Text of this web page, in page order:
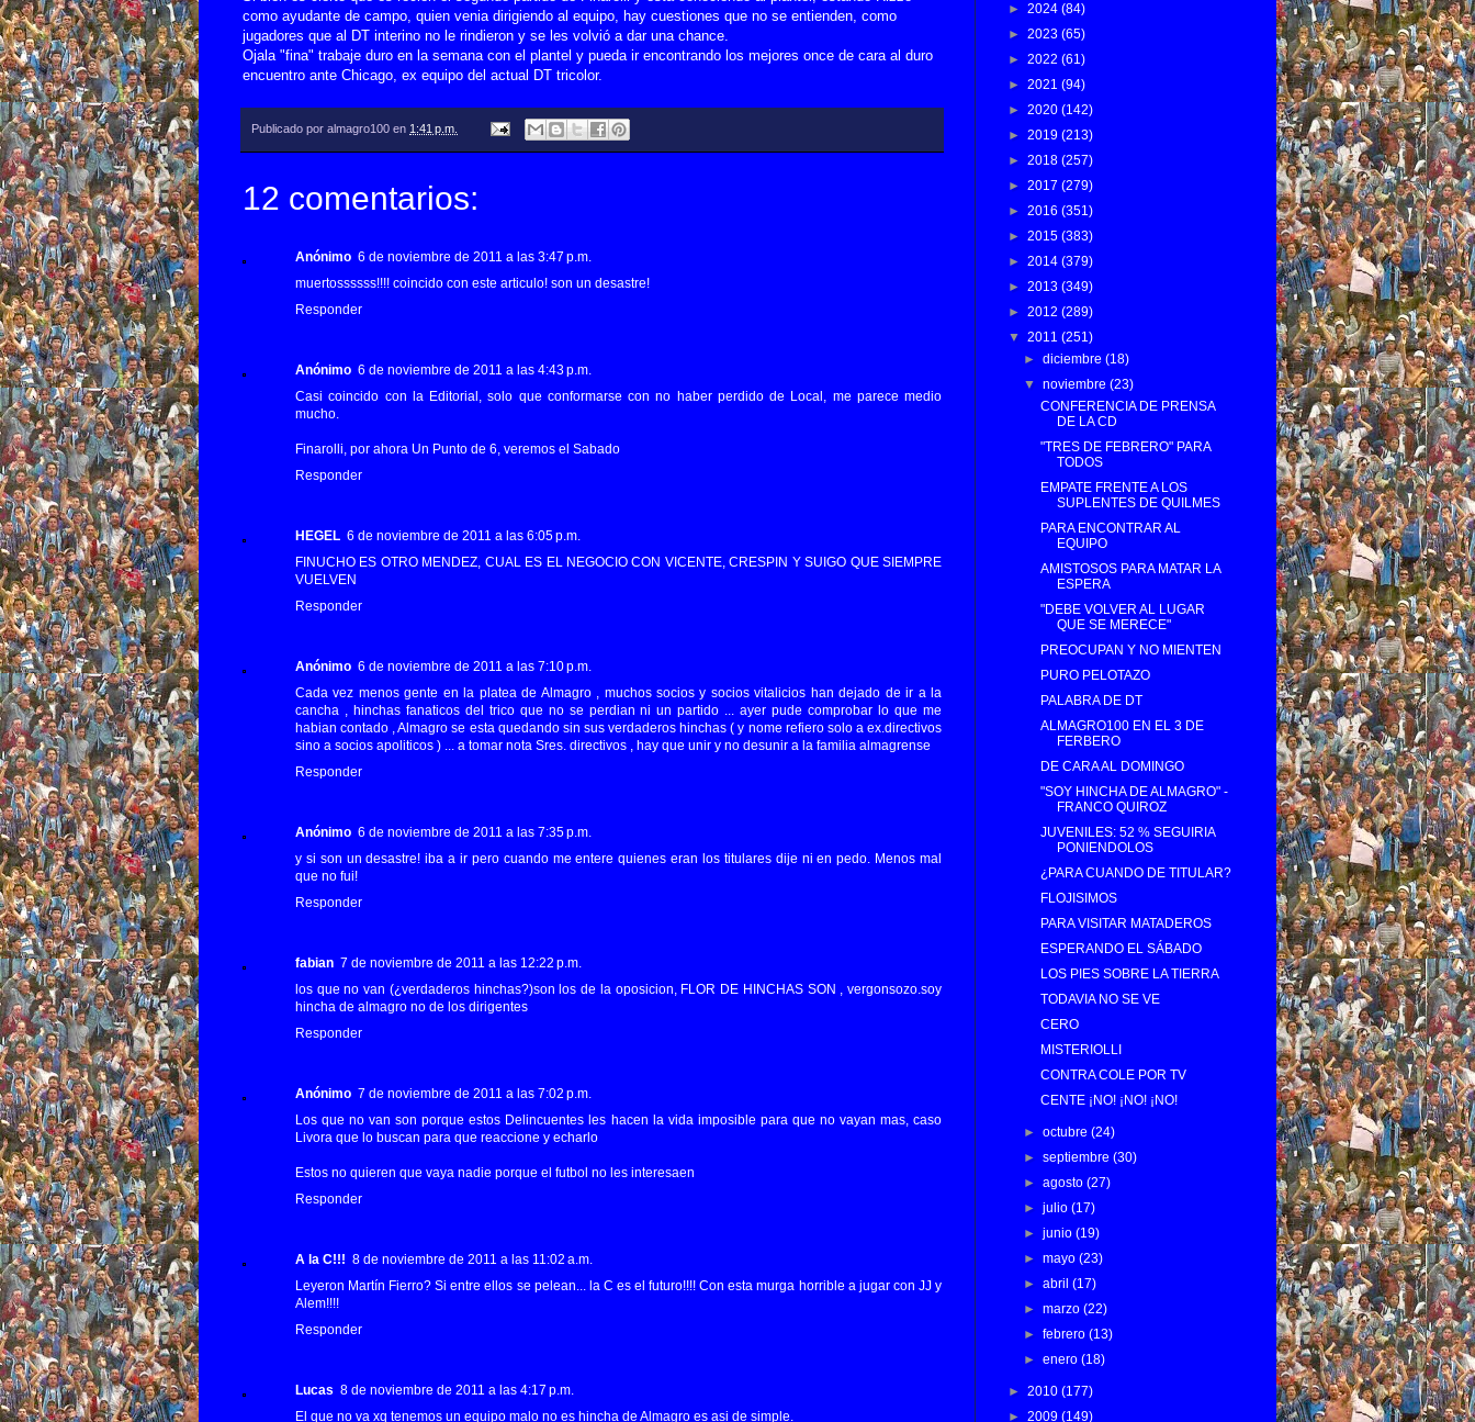
como ayudante de campo, quien venia dirigiendo al equipo, hay cuestiones que no se entienden, como
jugadores que al DT interino no le rindieron y se les volvió a dar una chance.
Ojala "fina" trabaje duro en la semana con el plantel y pueda ir encontrando los mejores once de cara al duro
encuentro ante Chicago, ex equipo del actual DT tricolor.
Publicado por almagro100 en 1:41 p.m.
12 comentarios:
Anónimo 6 de noviembre de 2011 a las 3:47 p.m.
muertossssss!!!! coincido con este articulo! son un desastre!
Responder
Anónimo 6 de noviembre de 2011 a las 4:43 p.m.
Casi coincido con la Editorial, solo que conformarse con no haber perdido de Local, me parece medio
mucho.
Finarolli, por ahora Un Punto de 6, veremos el Sabado
Responder
HEGEL 6 de noviembre de 2011 a las 6:05 p.m.
FINUCHO ES OTRO MENDEZ, CUAL ES EL NEGOCIO CON VICENTE, CRESPIN Y SUIGO QUE SIEMPRE
VUELVEN
Responder
Anónimo 6 de noviembre de 2011 a las 7:10 p.m.
Cada vez menos gente en la platea de Almagro , muchos socios y socios vitalicios han dejado de ir a la
cancha , hinchas fanaticos del trico que no se perdian ni un partido ... ayer pude comprobar lo que me
habian contado , Almagro se esta quedando sin sus verdaderos hinchas ( y nome refiero solo a ex.directivos
sino a socios apoliticos ) ... a tomar nota Sres. directivos , hay que unir y no desunir a la familia almagrense
Responder
Anónimo 6 de noviembre de 2011 a las 7:35 p.m.
y si son un desastre! iba a ir pero cuando me entere quienes eran los titulares dije ni en pedo. Menos mal
que no fui!
Responder
fabian 7 de noviembre de 2011 a las 12:22 p.m.
los que no van (¿verdaderos hinchas?)son los de la oposicion, FLOR DE HINCHAS SON , vergonsozo.soy
hincha de almagro no de los dirigentes
Responder
Anónimo 7 de noviembre de 2011 a las 7:02 p.m.
Los que no van son porque estos Delincuentes les hacen la vida imposible para que no vayan mas, caso
Livora que lo buscan para que reaccione y echarlo
Estos no quieren que vaya nadie porque el futbol no les interesaen
Responder
A la C!!! 8 de noviembre de 2011 a las 11:02 a.m.
Leyeron Martín Fierro? Si entre ellos se pelean... la C es el futuro!!!! Con esta murga horrible a jugar con JJ y
Alem!!!!
Responder
Lucas 8 de noviembre de 2011 a las 4:17 p.m.
El que no va xq tenemos un equipo malo no es hincha de Almagro es asi de simple.
► 2024 (84)
► 2023 (65)
► 2022 (61)
► 2021 (94)
► 2020 (142)
► 2019 (213)
► 2018 (257)
► 2017 (279)
► 2016 (351)
► 2015 (383)
► 2014 (379)
► 2013 (349)
► 2012 (289)
▼ 2011 (251)
►diciembre(18)
▼noviembre(23)
CONFERENCIA DE PRENSA
DE LA CD
"TRES DE FEBRERO" PARA
TODOS
EMPATE FRENTE A LOS
SUPLENTES DE QUILMES
PARA ENCONTRAR AL
EQUIPO
AMISTOSOS PARA MATAR LA
ESPERA
"DEBE VOLVER AL LUGAR
QUE SE MERECE"
PREOCUPAN Y NO MIENTEN
PURO PELOTAZO
PALABRA DE DT
ALMAGRO100 EN EL 3 DE
FERBERO
DE CARA AL DOMINGO
"SOY HINCHA DE ALMAGRO" -
FRANCO QUIROZ
JUVENILES: 52 % SEGUIRIA
PONIENDOLOS
¿PARA CUANDO DE TITULAR?
FLOJISIMOS
PARA VISITAR MATADEROS
ESPERANDO EL SÁBADO
LOS PIES SOBRE LA TIERRA
TODAVIA NO SE VE
CERO
MISTERIOLLI
CONTRA COLE POR TV
CENTE ¡NO! ¡NO! ¡NO!
►octubre(24)
►septiembre(30)
►agosto(27)
►julio(17)
►junio(19)
►mayo(23)
►abril(17)
►marzo(22)
►febrero(13)
►enero(18)
► 2010 (177)
► 2009 (149)